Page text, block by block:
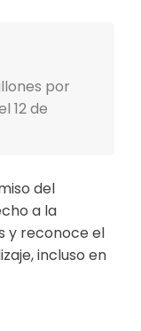
por
12 de
del
a la
y reconoce el
incluso en